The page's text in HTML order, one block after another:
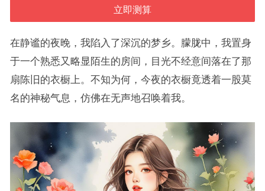
在静谧的夜晚，我陷入了深沉的梦乡。朦胧中，我置身
于一个熟悉又略显陌生的房间，目光不经意间落在了那
扇陈旧的衣橱上。不知为何，今夜的衣橱竟透着一股莫
名的神秘气息，仿佛在无声地召唤着我。